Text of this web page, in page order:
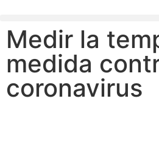
Medir la
medida
coronavirus